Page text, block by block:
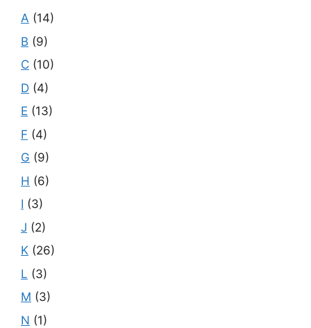
A (14)
B (9)
C (10)
D (4)
E (13)
F (4)
G (9)
H (6)
I (3)
J (2)
K (26)
L (3)
M (3)
N (1)